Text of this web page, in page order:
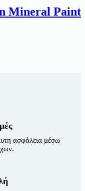
Mineral Paint
ασφάλεια μέσω